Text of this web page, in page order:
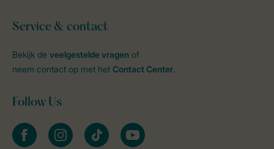
Service & contact
Bekijk de veelgestelde vragen of
neem contact op met het Contact Center.
Follow Us
facebookinstagramtiktok youtube